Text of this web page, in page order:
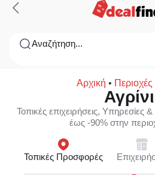
Αναζήτηση...
Αρχική • Περιοχές
Τοπικές επιχειρήσεις,
έως -90% στην
Τοπικές Προσφορές